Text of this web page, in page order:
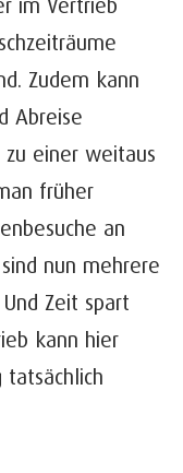
Zudem kann
Abreise
einer weitaus
früher
an
nun mehrere
Zeit spart
kann hier
tatsächlich